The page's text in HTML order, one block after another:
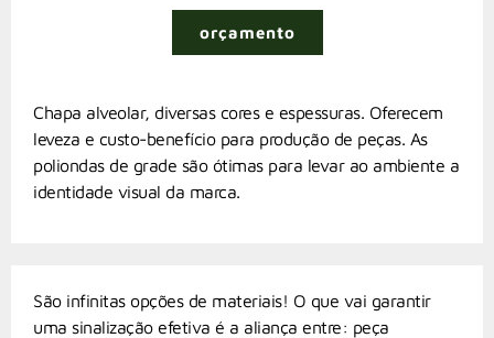
orçamento
Chapa alveolar, diversas cores e espessuras. Oferecem
leveza e custo-benefício para produção de peças. As
poliondas de grade são ótimas para levar ao ambiente a
identidade visual da marca.
São infinitas opções de materiais! O que vai garantir
uma sinalização efetiva é a aliança entre: peça